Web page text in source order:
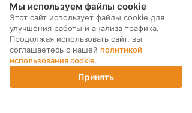
Корзина
ИНТЕРНЕТ-МАГАЗИН
ПОДПИСКА НА РАССЫЛКУ
Мы используем файлы cookie
Этот сайт использует файлы cookie для
улучшения работы и анализа трафика.
Продолжая использовать сайт, вы
соглашаетесь с нашей политикой
использования cookie.
Принять